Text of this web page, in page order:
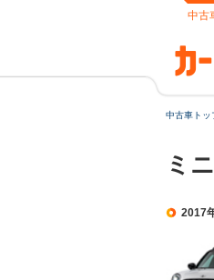
中古
中古車トッ
ミ
2017